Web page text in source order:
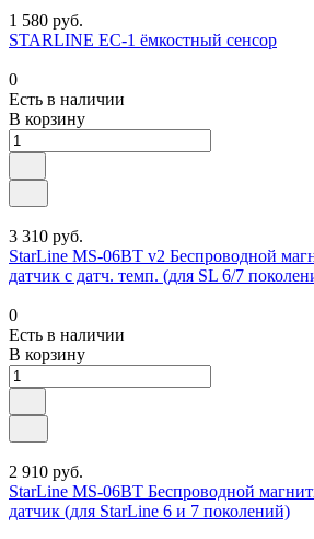
1 580 руб.
STARLINE EC-1 ёмкостный сенсор
0
Есть в наличии
В корзину
3 310 руб.
StarLine MS-06BT v2 Беспроводной
датчик с датч. темп. (для SL 6/7
0
Есть в наличии
В корзину
2 910 руб.
StarLine MS-06BT Беспроводной
датчик (для StarLine 6 и 7 поколений)